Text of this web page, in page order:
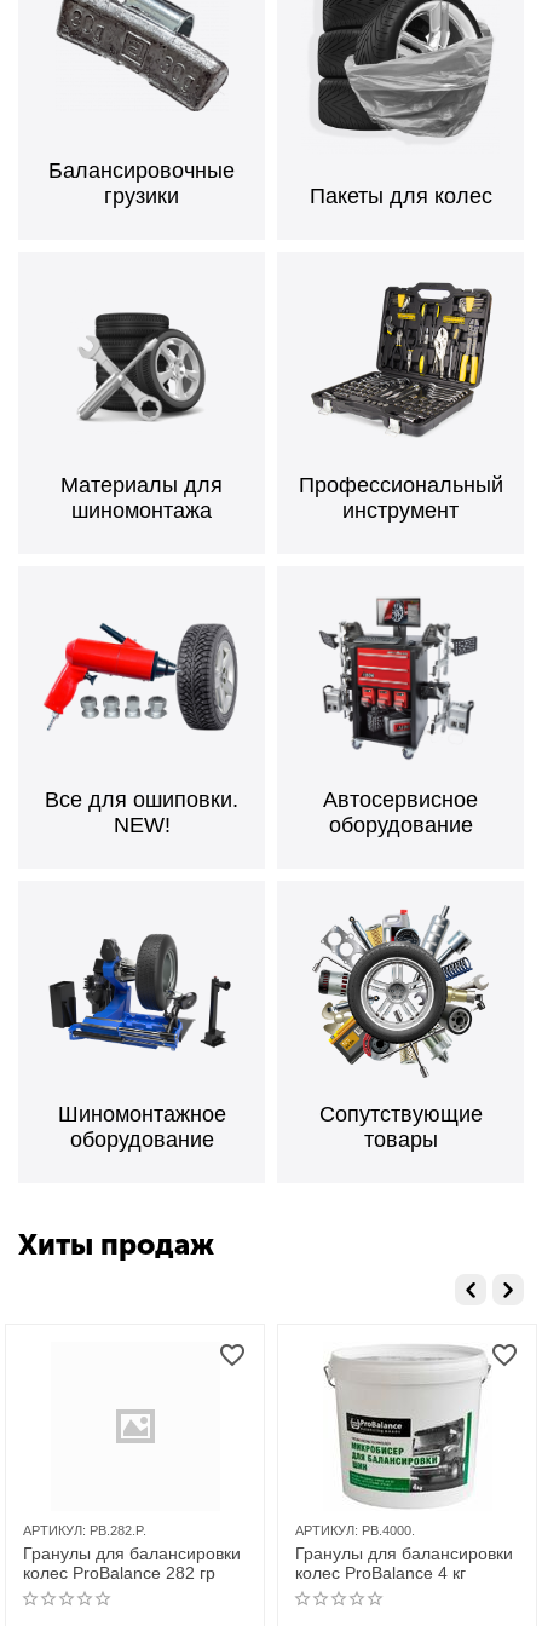
Балансировочные
грузики
Пакеты для колес
Материалы для
шиномонтажа
Профессиональный
инструмент
Все для ошиповки.
NEW!
Автосервисное
оборудование
Шиномонтажное
оборудование
Сопутствующие
товары
Хиты продаж
АРТИКУЛ: PB.282.P.
Гранулы для балансировки
колес ProBalance 282 гр
АРТИКУЛ: PB.4000.
Гранулы для балансировки
колес ProBalance 4 кг